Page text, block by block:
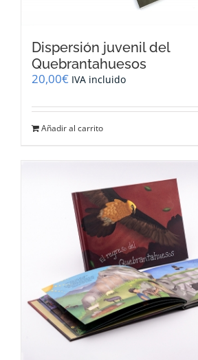
Dispersión juvenil del
Quebrantahuesos
20,00€ IVA incluido
Añadir al carrito